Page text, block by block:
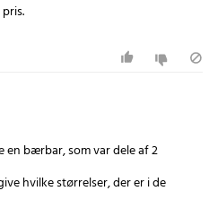
en bærbar, som var dele af 2
hvilke størrelser, der er i de